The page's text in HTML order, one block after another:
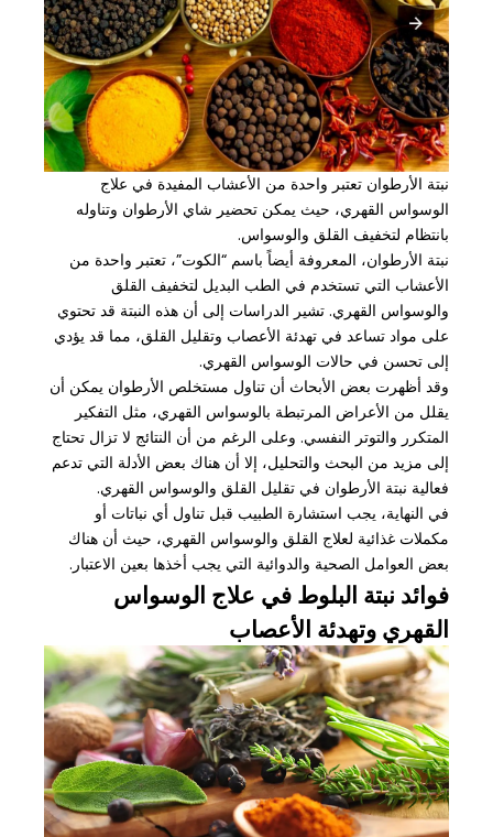
نبتة الأرطوان تعتبر واحدة من الأعشاب المفيدة في علاج
الوسواس القهري، حيث يمكن تحضير شاي الأرطوان وتناوله
بانتظام لتخفيف القلق والوسواس.
نبتة الأرطوان، المعروفة أيضاً باسم “الكوت”، تعتبر واحدة من
الأعشاب التي تستخدم في الطب البديل لتخفيف القلق
والوسواس القهري. تشير الدراسات إلى أن هذه النبتة قد تحتوي
على مواد تساعد في تهدئة الأعصاب وتقليل القلق، مما قد يؤدي
إلى تحسن في حالات الوسواس القهري.
وقد أظهرت بعض الأبحاث أن تناول مستخلص الأرطوان يمكن أن
يقلل من الأعراض المرتبطة بالوسواس القهري، مثل التفكير
المتكرر والتوتر النفسي. وعلى الرغم من أن النتائج لا تزال تحتاج
إلى مزيد من البحث والتحليل، إلا أن هناك بعض الأدلة التي تدعم
فعالية نبتة الأرطوان في تقليل القلق والوسواس القهري.
في النهاية، يجب استشارة الطبيب قبل تناول أي نباتات أو
مكملات غذائية لعلاج القلق والوسواس القهري، حيث أن هناك
بعض العوامل الصحية والدوائية التي يجب أخذها بعين الاعتبار.
فوائد نبتة البلوط في علاج الوسواس
القهري وتهدئة الأعصاب